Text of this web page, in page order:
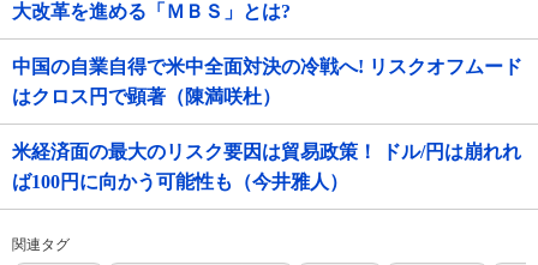
大改革を進める「ＭＢＳ」とは?
中国の自業自得で米中全面対決の冷戦へ! リスクオフムード
はクロス円で顕著（陳満咲杜）
米経済面の最大のリスク要因は貿易政策！ ドル/円は崩れれ
ば100円に向かう可能性も（今井雅人）
関連タグ